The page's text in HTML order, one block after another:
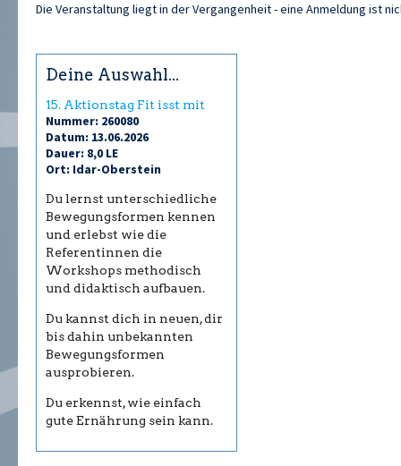
Die Veranstaltung liegt in der Vergangenheit - eine Anmeldung ist
Deine Auswahl...
15. Aktionstag Fit isst mit
Nummer: 260080
Datum: 13.06.2026
Dauer: 8,0 LE
Ort: Idar-Oberstein
Du lernst unterschiedliche
Bewegungsformen kennen
und erlebst wie die
Referentinnen die
Workshops methodisch
und didaktisch aufbauen.
Du kannst dich in neuen, dir
bis dahin unbekannten
Bewegungsformen
ausprobieren.
Du erkennst, wie einfach
gute Ernährung sein kann.